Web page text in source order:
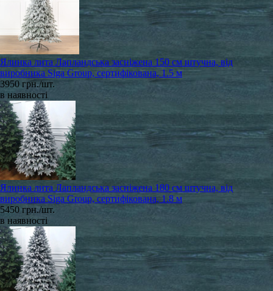
Ялинка лита Лапландська засніжена 150 см штучна, від
виробника Siga Group, сертифікована, 1.5 м
3950 грн./шт.
в наявності
Ялинка лита Лапландська засніжена 180 см штучна, від
виробника Siga Group, сертифікована, 1.8 м
5450 грн./шт.
в наявності